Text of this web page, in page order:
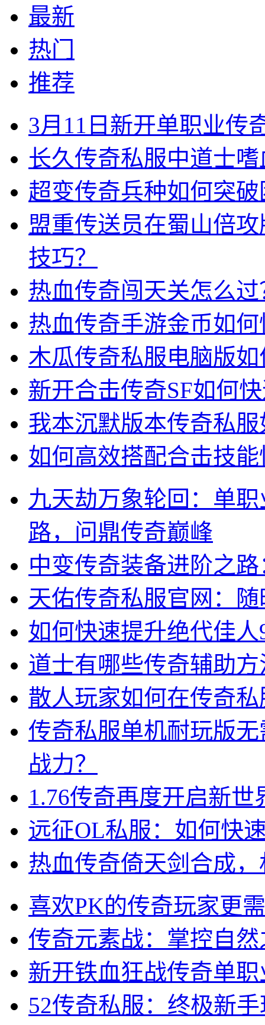
最新
热门
推荐
3月11日新开单职业传
长久传奇私服中道士
超变传奇兵种如何突
盟重传送员在蜀山倍
技巧？
热血传奇闯天关怎么
热血传奇手游金币如
木瓜传奇私服电脑版
新开合击传奇SF如何
我本沉默版本传奇私
如何高效搭配合击技能
九天劫万象轮回：单
路，问鼎传奇巅峰
中变传奇装备进阶之
天佑传奇私服官网：
如何快速提升绝代佳
道士有哪些传奇辅助
散人玩家如何在传奇
传奇私服单机耐玩版
战力？
1.76传奇再度开启新
远征OL私服：如何快
热血传奇倚天剑合成
喜欢PK的传奇玩家更
传奇元素战：掌控自
新开铁血狂战传奇单
52传奇私服：终极新